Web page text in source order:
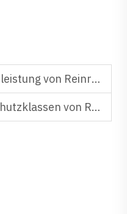
in GMP-Anlagen wichtig ist
aus Steinwolle für Sicherheitsstandards bedeuten